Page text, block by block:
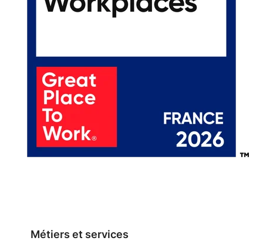
Métiers et services